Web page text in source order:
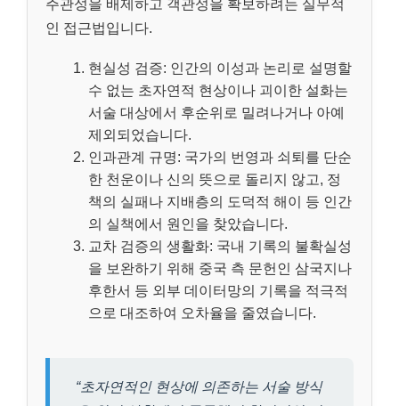
주관성을 배제하고 객관성을 확보하려는 실무적
인 접근법입니다.
현실성 검증: 인간의 이성과 논리로 설명할
수 없는 초자연적 현상이나 괴이한 설화는
서술 대상에서 후순위로 밀려나거나 아예
제외되었습니다.
인과관계 규명: 국가의 번영과 쇠퇴를 단순
한 천운이나 신의 뜻으로 돌리지 않고, 정
책의 실패나 지배층의 도덕적 해이 등 인간
의 실책에서 원인을 찾았습니다.
교차 검증의 생활화: 국내 기록의 불확실성
을 보완하기 위해 중국 측 문헌인 삼국지나
후한서 등 외부 데이터망의 기록을 적극적
으로 대조하여 오차율을 줄였습니다.
“초자연적인 현상에 의존하는 서술 방식